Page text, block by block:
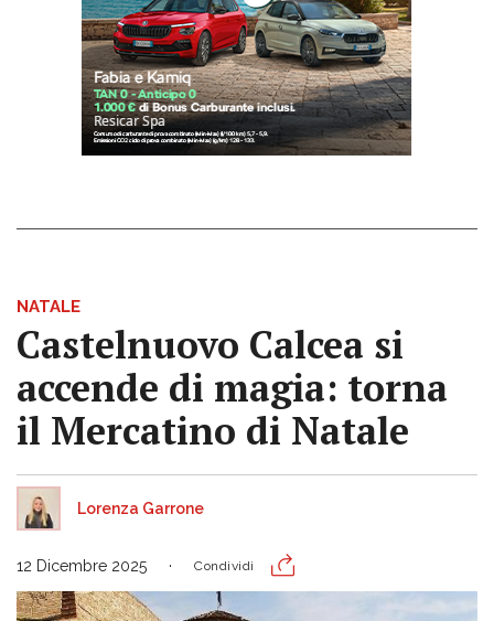
NATALE
Castelnuovo Calcea si
accende di magia: torna
il Mercatino di Natale
Lorenza Garrone
12 Dicembre 2025 Condividi